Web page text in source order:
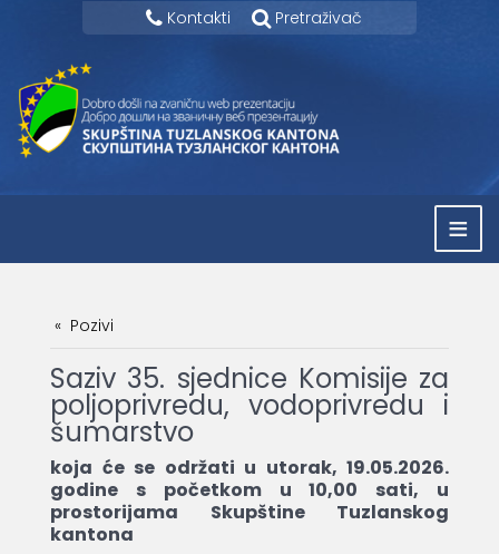
Kontakti Pretraživač
≡
Pozivi
Saziv 35. sjednice Komisije za
poljoprivredu, vodoprivredu i
šumarstvo
koja će se održati u utorak, 19.05.2026.
godine s početkom u 10,00 sati, u
prostorijama Skupštine Tuzlanskog
kantona